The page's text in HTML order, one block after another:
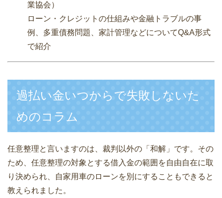
業協会）
ローン・クレジットの仕組みや金融トラブルの事
例、多重債務問題、家計管理などについてQ&A形式
で紹介
過払い金いつからで失敗しないた
めのコラム
任意整理と言いますのは、裁判以外の「和解」です。その
ため、任意整理の対象とする借入金の範囲を自由自在に取
り決められ、自家用車のローンを別にすることもできると
教えられました。